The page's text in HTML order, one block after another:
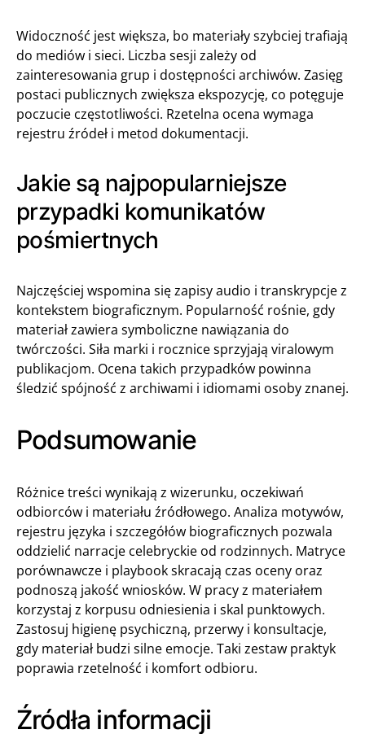
Widoczność jest większa, bo materiały szybciej trafiają
do mediów i sieci. Liczba sesji zależy od
zainteresowania grup i dostępności archiwów. Zasięg
postaci publicznych zwiększa ekspozycję, co potęguje
poczucie częstotliwości. Rzetelna ocena wymaga
rejestru źródeł i metod dokumentacji.
Jakie są najpopularniejsze
przypadki komunikatów
pośmiertnych
Najczęściej wspomina się zapisy audio i transkrypcje z
kontekstem biograficznym. Popularność rośnie, gdy
materiał zawiera symboliczne nawiązania do
twórczości. Siła marki i rocznice sprzyjają viralowym
publikacjom. Ocena takich przypadków powinna
śledzić spójność z archiwami i idiomami osoby znanej.
Podsumowanie
Różnice treści wynikają z wizerunku, oczekiwań
odbiorców i materiału źródłowego. Analiza motywów,
rejestru języka i szczegółów biograficznych pozwala
oddzielić narracje celebryckie od rodzinnych. Matryce
porównawcze i playbook skracają czas oceny oraz
podnoszą jakość wniosków. W pracy z materiałem
korzystaj z korpusu odniesienia i skal punktowych.
Zastosuj higienę psychiczną, przerwy i konsultacje,
gdy materiał budzi silne emocje. Taki zestaw praktyk
poprawia rzetelność i komfort odbioru.
Źródła informacji